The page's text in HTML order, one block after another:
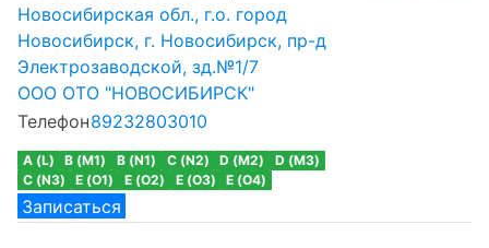
Новосибирская обл., г.о. город
Новосибирск, г. Новосибирск, пр-д
Электрозаводской, зд.№1/7
ООО ОТО "НОВОСИБИРСК"
Телефон89232803010
A (L) B (M1) B (N1) C (N2) D (M2)
D (M3)
C (N3)
E (O1) E (O2) E (O3) E (O4)
Записаться